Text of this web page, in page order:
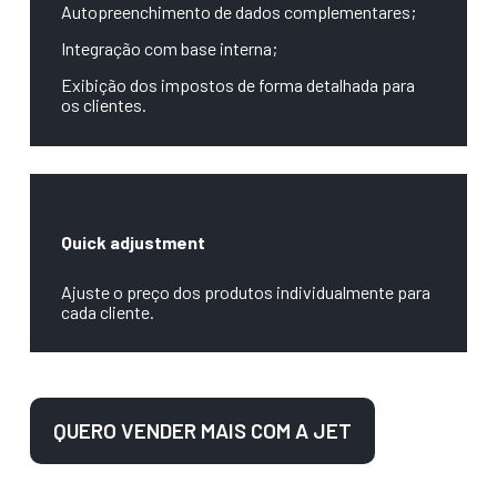
Autopreenchimento de dados complementares;
Integração com base interna;
Exibição dos impostos de forma detalhada para
os clientes.
Quick adjustment
Ajuste o preço dos produtos individualmente para
cada cliente.
QUERO VENDER MAIS COM A JET